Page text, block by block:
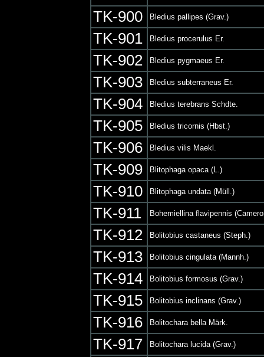
TK-900 Bledius pallipes (Grav.)
TK-901 Bledius procerulus Er.
TK-902 Bledius pygmaeus Er.
TK-903 Bledius subterraneus Er.
TK-904 Bledius terebrans Schdte.
TK-905 Bledius tricornis (Hbst.)
TK-906 Bledius vilis Maekl.
TK-909 Blitophaga opaca (L.)
TK-910 Blitophaga undata (Müll.)
TK-911 Bohemiellina flavipennis
TK-912 Bolitobius castaneus (Steph.)
TK-913 Bolitobius cingulata (Mannh.)
TK-914 Bolitobius formosus (Grav.)
TK-915 Bolitobius inclinans (Grav.)
TK-916 Bolitochara bella Märk.
TK-917 Bolitochara lucida (Grav.)